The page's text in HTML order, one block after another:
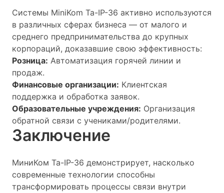
Системы MiniKom Та-IP-36 активно используются
в различных сферах бизнеса — от малого и
среднего предпринимательства до крупных
корпораций, доказавшие свою эффективность:
Розница: Автоматизация горячей линии и
продаж.
Финансовые организации: Клиентская
поддержка и обработка заявок.
Образовательные учреждения: Организация
обратной связи с учениками/родителями.
Заключение
МиниКом Та-IP-36 демонстрирует, насколько
современные технологии способны
трансформировать процессы связи внутри